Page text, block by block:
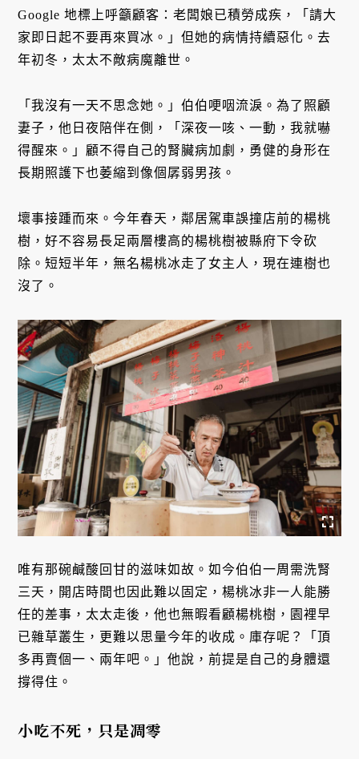
Google 地標上呼籲顧客：老闆娘已積勞成疾，「請大
家即日起不要再來買冰。」但她的病情持續惡化。去
年初冬，太太不敵病魔離世。
「我沒有一天不思念她。」伯伯哽咽流淚。為了照顧
妻子，他日夜陪伴在側，「深夜一咳、一動，我就嚇
得醒來。」顧不得自己的腎臟病加劇，勇健的身形在
長期照護下也萎縮到像個孱弱男孩。
壞事接踵而來。今年春天，鄰居駕車誤撞店前的楊桃
樹，好不容易長足兩層樓高的楊桃樹被縣府下令砍
除。短短半年，無名楊桃冰走了女主人，現在連樹也
沒了。
唯有那碗鹹酸回甘的滋味如故。如今伯伯一周需洗腎
三天，開店時間也因此難以固定，楊桃冰非一人能勝
任的差事，太太走後，他也無暇看顧楊桃樹，園裡早
已雜草叢生，更難以思量今年的收成。庫存呢？「頂
多再賣個一、兩年吧。」他說，前提是自己的身體還
撐得住。
小吃不死，只是凋零